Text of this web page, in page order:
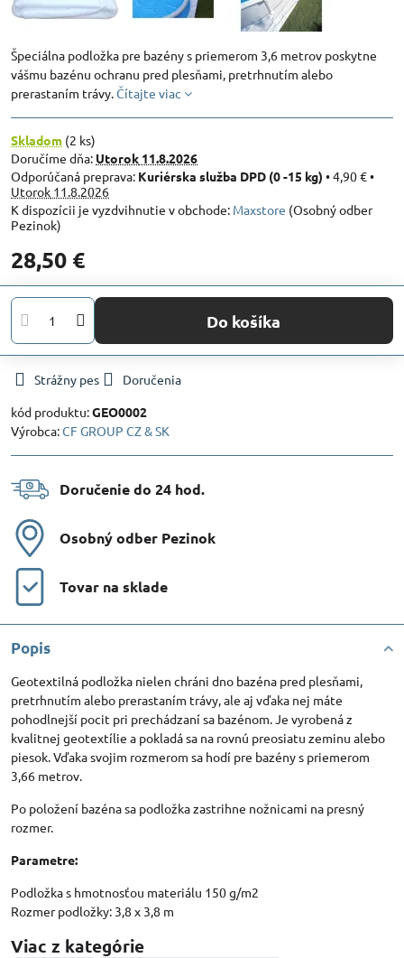
Špeciálna podložka pre bazény s priemerom 3,6 metrov poskytne
vášmu bazénu ochranu pred plesňami, pretrhnutím alebo
prerastaním trávy.Čítajte viac
Skladom (2 ks)
Doručíme dňa: Utorok 11.8.2026
Kuriérska služba DPD (0 -15 kg) •4,90 €•
Utorok 11.8.2026
Maxstore (Osobný odber
Pezinok)
28,50 €
Do košíka
Strážny pes
Doručenia
kód produktu:GEO0002
Výrobca:CF GROUP CZ & SK
Doručenie do 24 hod​.
Osobný odber Pezinok
Tovar na sklade
Popis
Geotextilná podložka nielen chráni dno bazéna pred plesňami,
pretrhnutím alebo prerastaním trávy, ale aj vďaka nej máte
pohodlnejší pocit pri prechádzaní sa bazénom. Je vyrobená z
kvalitnej geotextílie a pokladá sa na rovnú preosiatu zeminu alebo
piesok. Vďaka svojim rozmerom sa hodí pre bazény s priemerom
3,66 metrov.
Po položení bazéna sa podložka zastrihne nožnicami na presný
rozmer.
Parametre:
Podložka s hmotnosťou materiálu 150 g/m2
Rozmer podložky: 3,8 x 3,8 m
Viac z kategórie